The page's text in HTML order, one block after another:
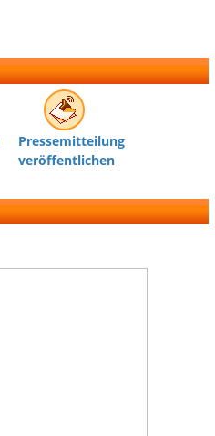
Pressemitteilung
veröffentlichen